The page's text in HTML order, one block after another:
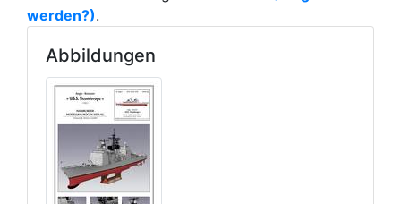
werden?).
Abbildungen